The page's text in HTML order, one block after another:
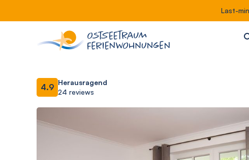
Last-
4.9 Herausragend
24 reviews